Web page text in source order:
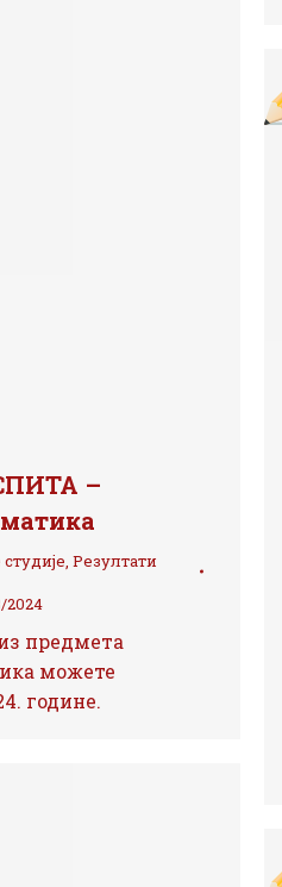
–
, Резултати
2024
предмета
можете
године.